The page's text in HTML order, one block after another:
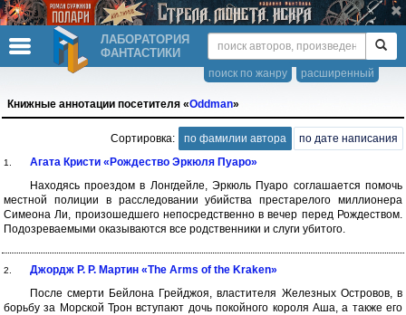
ЛАБОРАТОРИЯ
ФАНТАСТИКИ
расширенный
поиск по жанру
Книжные аннотации посетителя «Oddman»
Сортировка: по фамилии автора по дате написания
1.
Агата Кристи «Рождество Эркюля Пуаро»
Находясь проездом в Лонгдейле, Эркюль Пуаро соглашается помочь
местной полиции в расследовании убийства престарелого миллионера
Симеона Ли, произошедшего непосредственно в вечер перед Рождеством.
Подозреваемыми оказываются все родственники и слуги убитого.
2.
Джордж Р. Р. Мартин «The Arms of the Kraken»
После смерти Бейлона Грейджоя, властителя Железных Островов, в
борьбу за Морской Трон вступают дочь покойного короля Аша, а также его